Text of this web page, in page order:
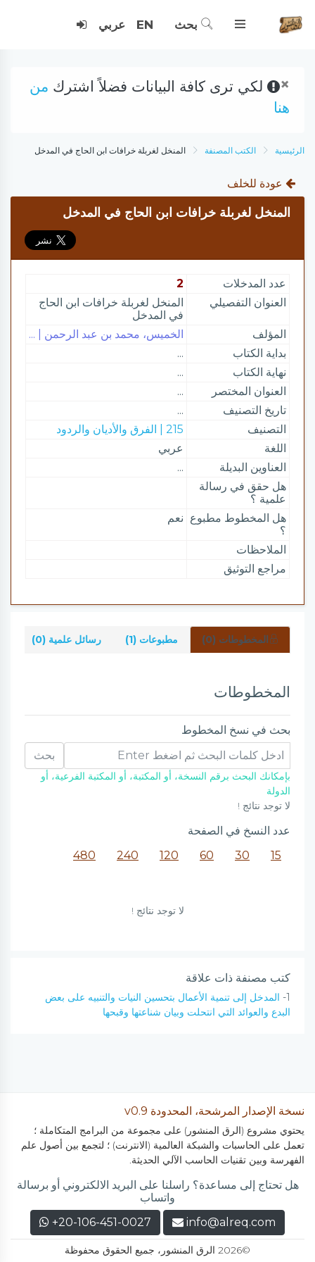
بحث EN عربي
× لكي ترى كافة البيانات فضلاً اشترك من
هنا
الرئيسية الكتب المصنفة المنخل لغربلة خرافات ابن الحاج في المدخل
عودة للخلف
المنخل لغربلة خرافات ابن الحاج في المدخل
عدد المدخلات
2
العنوان التفصيلي
المنخل لغربلة خرافات ابن الحاج
في المدخل
المؤلف
الخميس، محمد بن عبد الرحمن | ...
بداية الكتاب
...
نهاية الكتاب
...
العنوان المختصر
...
تاريخ التصنيف
...
التصنيف
215 | الفرق والأديان والردود
اللغة
عربي
العناوين البديلة
...
هل حقق في رسالة
علمية ؟
هل المخطوط مطبوع
؟
نعم
الملاحظات
مراجع التوثيق
المخطوطات (0) مطبوعات (1) رسائل علمية (0)
المخطوطات
بحث في نسخ المخطوط
بحث
بإمكانك البحث برقم النسخة، أو المكتبة، أو المكتبة الفرعية، أو
الدولة
لا توجد نتائج !
عدد النسخ في الصفحة
15
30
60
120
240
480
لا توجد نتائج !
كتب مصنفة ذات علاقة
1- المدخل إلى تنمية الأعمال بتحسين النيات والتنبيه على بعض
البدع والعوائد التي انتحلت وبيان شناعتها وقبحها
نسخة الإصدار المرشحة، المحدودة v0.9
يحتوي مشروع (الرق المنشور) على مجموعة من البرامج المتكاملة ؛
تعمل على الحاسبات والشبكة العالمية (الانترنت) ؛ لتجمع بين أصول علم
الفهرسة وبين تقنيات الحاسب الآلي الحديثة.
هل تحتاج إلى مساعدة؟ راسلنا على البريد الالكتروني أو برسالة
واتساب
info@alreq.com
+20-106-451-0027
©2026 الرق المنشور، جميع الحقوق محفوظة